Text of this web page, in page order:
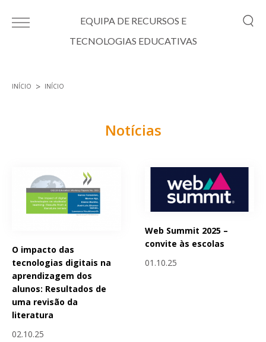
EQUIPA DE RECURSOS E
TECNOLOGIAS EDUCATIVAS
INÍCIO INÍCIO
Notícias
O impacto das
tecnologias digitais na
aprendizagem dos
alunos: Resultados de
uma revisão da
literatura
02.10.25
Web Summit 2025 –
convite às escolas
01.10.25
Páginas